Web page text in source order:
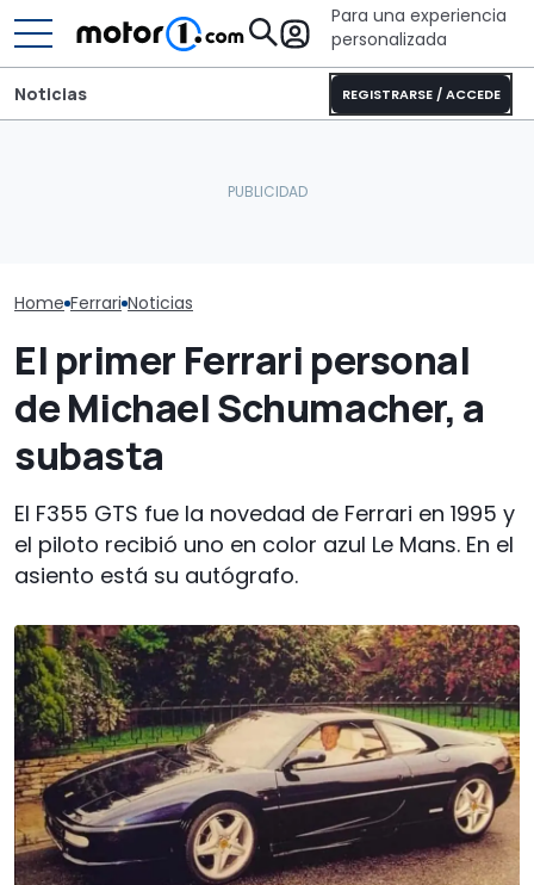
Para una experiencia
personalizada
REGISTRARSE / ACCEDE
Noticias
Home Ferrari Noticias
El primer Ferrari personal
de Michael Schumacher, a
subasta
El F355 GTS fue la novedad de Ferrari en 1995 y
el piloto recibió uno en color azul Le Mans. En el
asiento está su autógrafo.